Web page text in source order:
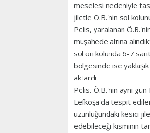
meselesi nedeniyle
jiletle Ö.B.'nin sol
Polis, yaralanan
müşahede altına
sol ön kolunda 6-7
bölgesinde ise
aktardı.
Polis, Ö.B.'nin aynı
Lefkoşa'da tespit
uzunluğundaki kesici
edebileceği kısmının